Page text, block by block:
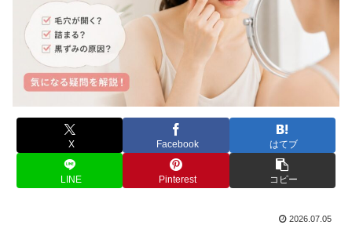
X Facebook はてブ
LINE Pinterest コピー
2026.07.05